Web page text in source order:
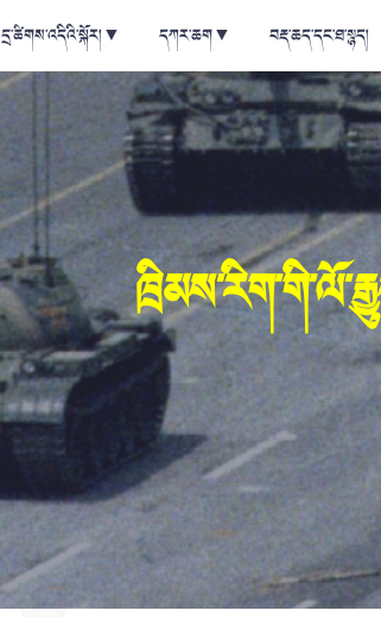
དྲ་ཚིགས་འདིའི་སྐོར།▼ དཀར་ཆག▼ བརྡ་ཆད་དང་ཐ་སྙད།